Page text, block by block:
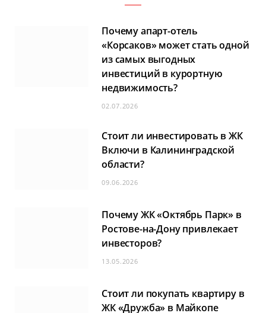
Почему апарт-отель
«Корсаков» может стать одной
из самых выгодных
инвестиций в курортную
недвижимость?
02.07.2026
Стоит ли инвестировать в ЖК
Включи в Калининградской
области?
09.06.2026
Почему ЖК «Октябрь Парк» в
Ростове-на-Дону привлекает
инвесторов?
13.05.2026
Стоит ли покупать квартиру в
ЖК «Дружба» в Майкопе